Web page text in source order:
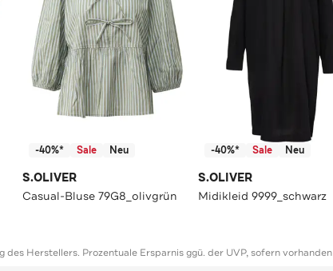
-40%* Sale Neu
S.OLIVER
Casual-Bluse 79G8_olivgrün
-40%* Sale Neu
S.OLIVER
Midikleid 9999_schwarz
Herstellers. Prozentuale Ersparnis ggü. der UVP, sofern vorhanden